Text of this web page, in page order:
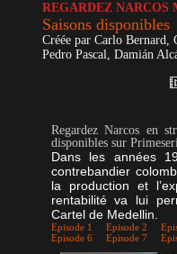
Regardez Narcos en
disponibles sur
Dans les années
contrebandier
la production et
rentabilité va lui
Cartel de Medellin.
Episode 1 Episode 2
Episode 6
Episode 7
Créée par Carlo
Pedro Pascal, Damián
Saisons disponibles
REGARDEZ NARCOS